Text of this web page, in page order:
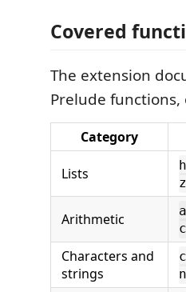
Covered
The extension
Prelude
Category
Lists
Arithmetic
Characters and
strings